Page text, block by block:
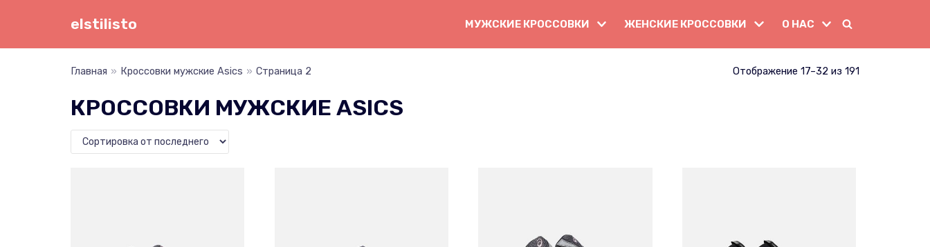
elstilisto МУЖСКИЕ КРОССОВКИ ЖЕНСКИЕ КРОССОВКИ О НАС
Главная » Кроссовки мужские Asics » Страница 2 Отображение 17–32 из 191
КРОССОВКИ МУЖСКИЕ ASICS